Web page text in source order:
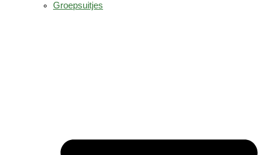
Groepsuitjes